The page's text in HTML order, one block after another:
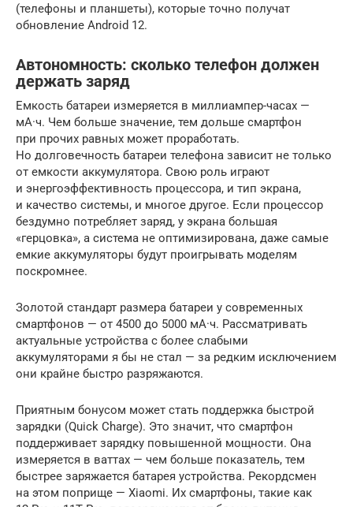
(телефоны и планшеты), которые точно получат
обновление Android 12.
Автономность: сколько телефон должен
держать заряд
Емкость батареи измеряется в миллиампер-часах —
мА·ч. Чем больше значение, тем дольше смартфон
при прочих равных может проработать.
Но долговечность батареи телефона зависит не только
от емкости аккумулятора. Свою роль играют
и энергоэффективность процессора, и тип экрана,
и качество системы, и многое другое. Если процессор
бездумно потребляет заряд, у экрана большая
«герцовка», а система не оптимизирована, даже самые
емкие аккумуляторы будут проигрывать моделям
поскромнее.
Золотой стандарт размера батареи у современных
смартфонов — от 4500 до 5000 мА·ч. Рассматривать
актуальные устройства с более слабыми
аккумуляторами я бы не стал — за редким исключением
они крайне быстро разряжаются.
Приятным бонусом может стать поддержка быстрой
зарядки (Quick Charge). Это значит, что смартфон
поддерживает зарядку повышенной мощности. Она
измеряется в ваттах — чем больше показатель, тем
быстрее заряжается батарея устройства. Рекордсмен
на этом поприще — Xiaomi. Их смартфоны, такие как